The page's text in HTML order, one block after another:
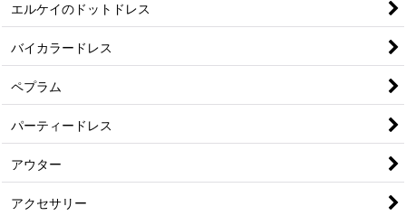
エルケイのドットドレス
バイカラードレス
ペプラム
パーティードレス
アウター
アクセサリー